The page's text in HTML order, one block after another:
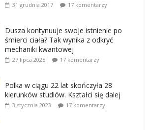
31 grudnia 2017 17 komentarzy
Dusza kontynuuje swoje istnienie po
śmierci ciała? Tak wynika z odkryć
mechaniki kwantowej
27 lipca 2025 17 komentarzy
Polka w ciągu 22 lat skończyła 28
kierunków studiów. Kształci się dalej
3 stycznia 2023 17 komentarzy